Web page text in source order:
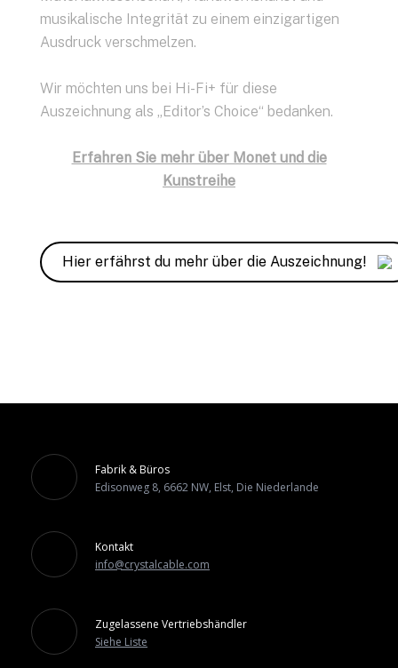
musikalische Integrität zu einem einzigartigen
Ausdruck verschmelzen.
Wir möchten uns bei Hi-Fi+ für diese
Auszeichnung als „Editor’s Choice“ bedanken.
Erfahren Sie mehr über Monet und die
Kunstreihe
Hier erfährst du mehr über die Auszeichnung!
Fabrik & Büros
Edisonweg 8, 6662 NW, Elst, Die Niederlande
Kontakt
info@crystalcable.com
Zugelassene Vertriebshändler
Siehe Liste